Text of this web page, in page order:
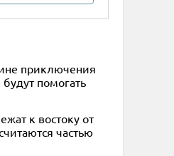
приключения
помогать
к востоку от
частью